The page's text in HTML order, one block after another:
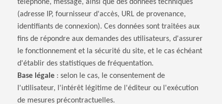
téléphone, message, ainsi que des données techniques
(adresse IP, fournisseur d'accès, URL de provenance,
identifiants de connexion). Ces données sont traitées aux
fins de répondre aux demandes des utilisateurs, d'assurer
le fonctionnement et la sécurité du site, et le cas échéant
d'établir des statistiques de fréquentation.
Base légale : selon le cas, le consentement de
l'utilisateur, l'intérêt légitime de l'éditeur ou l'exécution
de mesures précontractuelles.